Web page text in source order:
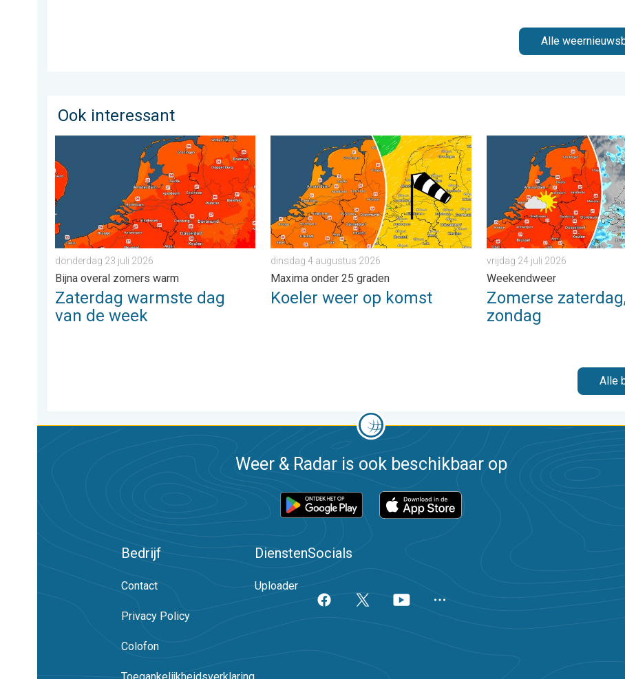
Alle
Ook interessant
Zaterdag warmste dag van de week. Bijna overal zomers warm. . . donderdag 23 juli 2026
donderdag 23 juli 2026
Bijna overal zomers warm
Zaterdag warmste dag
van de week
Koeler weer op komst. Maxima onder 25 graden. . . dinsdag 4 augustus
dinsdag 4 augustus 2026
Maxima onder 25 graden
Koeler weer op komst
Zomerse zaterdag, buiige
vrijdag 24 juli 2026
Weekendweer
Zomerse
zondag
Alle
Weer & Radar is ook beschikbaar op
Bedrijf
Contact
Privacy Policy
Colofon
Diensten
Uploader
Socials